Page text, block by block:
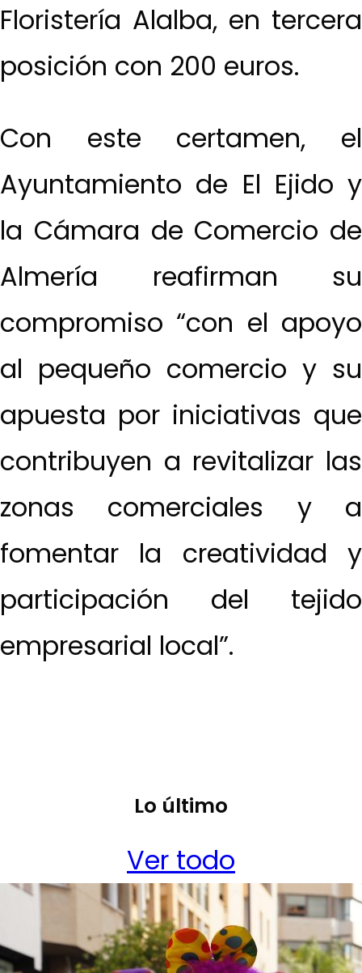
Floristería Alalba, en tercera
posición con 200 euros.
Con este certamen, el
Ayuntamiento de El Ejido y
la Cámara de Comercio de
Almería reafirman su
compromiso “con el apoyo
al pequeño comercio y su
apuesta por iniciativas que
contribuyen a revitalizar las
zonas comerciales y a
fomentar la creatividad y
participación del tejido
empresarial local”.
Lo último
Ver todo